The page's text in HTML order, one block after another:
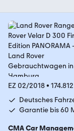
EZ 02/2018•
Deutsches
Garantie bis 60
CMA Car